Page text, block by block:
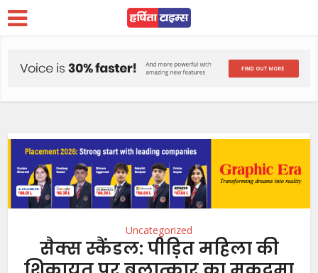
Uncategorized
सैक्स स्कैंडल: पीड़ित महिला की